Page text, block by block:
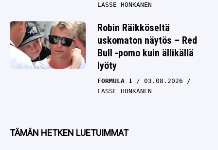
LASSE HONKANEN
Robin Räikköseltä
uskomaton näytös – Red
Bull -pomo kuin ällikällä
lyöty
FORMULA 1
03.08.2026
LASSE HONKANEN
TÄMÄN HETKEN LUETUIMMAT